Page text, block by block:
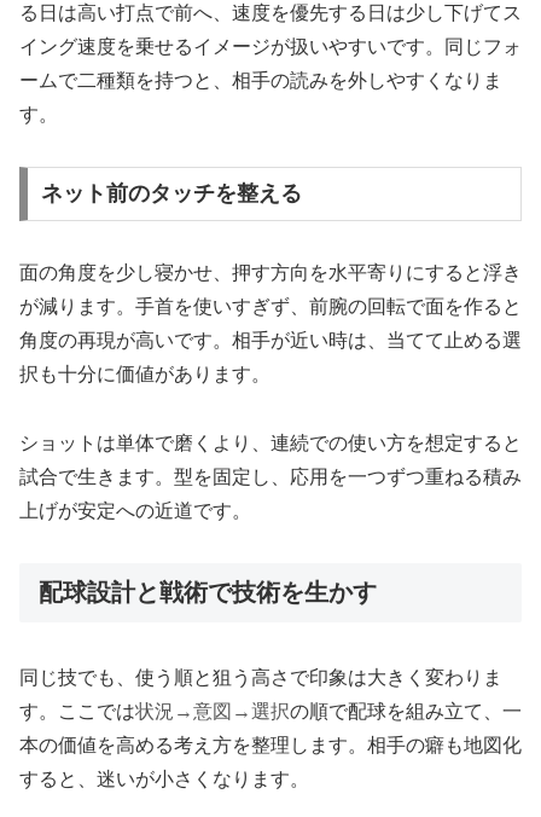
る日は高い打点で前へ、速度を優先する日は少し下げてス
イング速度を乗せるイメージが扱いやすいです。同じフォ
ームで二種類を持つと、相手の読みを外しやすくなりま
す。
ネット前のタッチを整える
面の角度を少し寝かせ、押す方向を水平寄りにすると浮き
が減ります。手首を使いすぎず、前腕の回転で面を作ると
角度の再現が高いです。相手が近い時は、当てて止める選
択も十分に価値があります。
ショットは単体で磨くより、連続での使い方を想定すると
試合で生きます。型を固定し、応用を一つずつ重ねる積み
上げが安定への近道です。
配球設計と戦術で技術を生かす
同じ技でも、使う順と狙う高さで印象は大きく変わりま
す。ここでは状況→意図→選択の順で配球を組み立て、一
本の価値を高める考え方を整理します。相手の癖も地図化
すると、迷いが小さくなります。